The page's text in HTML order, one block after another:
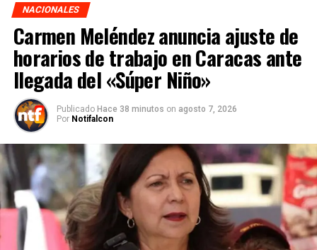
NACIONALES
Carmen Meléndez anuncia ajuste de
horarios de trabajo en Caracas ante
llegada del «Súper Niño»
Publicado Hace 38 minutos on agosto 7, 2026
Por Notifalcon